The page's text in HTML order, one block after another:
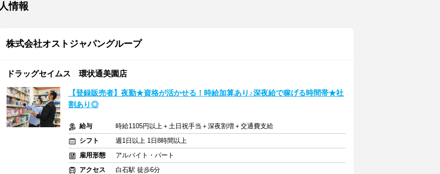
人情報
株式会社オストジャパングループ
ドラッグセイムス 環状通美園店
【登録販売者】夜勤★資格が活かせる！時給加算あり♪深夜給で稼げる時間帯★社
割あり◎
給与
時給1105円以上＋土日祝手当＋深夜割増＋交通費支給
シフト
週1日以上 1日8時間以上
雇用形態
アルバイト・パート
アクセス
白石駅 徒歩6分